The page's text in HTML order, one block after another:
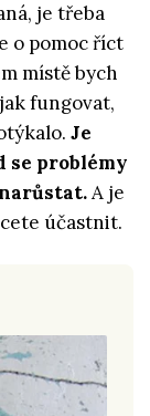
je třeba
o pomoc říct
místě bych
fungovat,
Je
se problémy
A je
účastnit.